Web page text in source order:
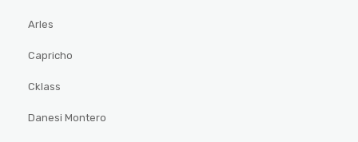
Arles
Capricho
Cklass
Danesi Montero